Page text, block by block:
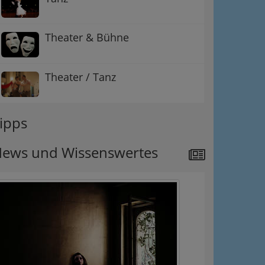
Theater & Bühne
Theater / Tanz
und Wissenswertes